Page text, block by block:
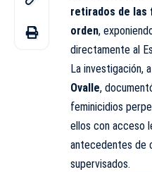
retirados de las
orden,
directamente al
La investigación,
Ovalle,
feminicidios
ellos con acceso
antecedentes de
supervisados.